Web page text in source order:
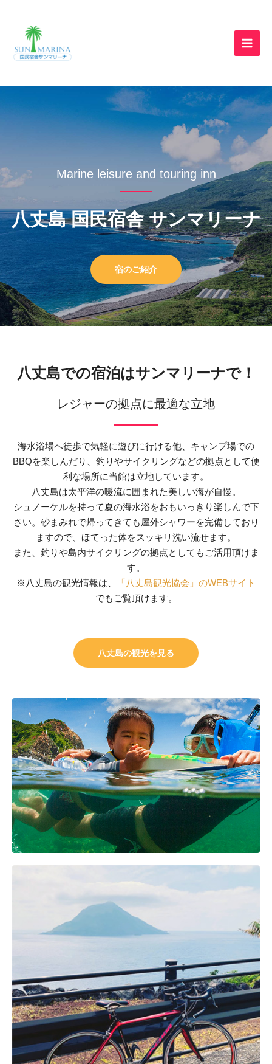
Marine leisure and touring inn
八丈島 国民宿舎 サンマリーナ
宿のご紹介
八丈島での宿泊はサンマリーナで！
レジャーの拠点に最適な立地
海水浴場へ徒歩で気軽に遊びに行ける他、キャンプ場での
BBQを楽しんだり、釣りやサイクリングなどの拠点として便
利な場所に当館は立地しています。
八丈島は太平洋の暖流に囲まれた美しい海が自慢。
シュノーケルを持って夏の海水浴をおもいっきり楽しんで下
さい。砂まみれで帰ってきても屋外シャワーを完備しており
ますので、ほてった体をスッキリ洗い流せます。
また、釣りや島内サイクリングの拠点としてもご活用頂けま
す。
※八丈島の観光情報は、
「八丈島観光協会」のWEBサイト
でもご覧頂けます。
八丈島の観光を見る